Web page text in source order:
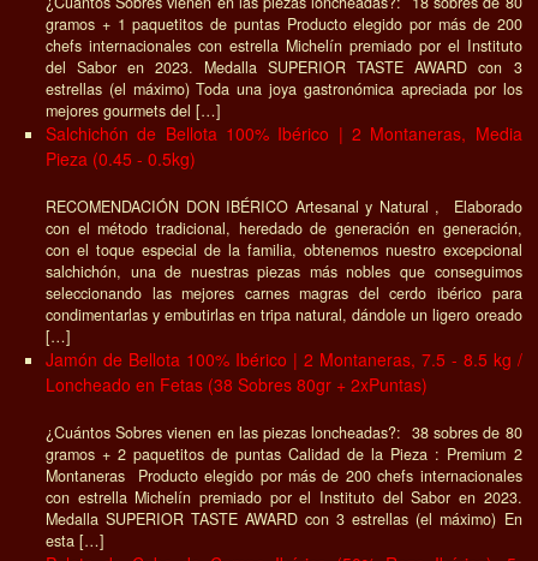
gramos + 1 paquetitos de puntas Producto elegido por más de 200
chefs internacionales con estrella Michelín premiado por el Instituto
del Sabor en 2023. Medalla SUPERIOR TASTE AWARD con 3
estrellas (el máximo) Toda una joya gastronómica apreciada por los
mejores gourmets del […]
Salchichón de Bellota 100% Ibérico | 2 Montaneras, Media
Pieza (0.45 - 0.5kg)
RECOMENDACIÓN DON IBÉRICO Artesanal y Natural , Elaborado
con el método tradicional, heredado de generación en generación,
con el toque especial de la familia, obtenemos nuestro excepcional
salchichón, una de nuestras piezas más nobles que conseguimos
seleccionando las mejores carnes magras del cerdo ibérico para
condimentarlas y embutirlas en tripa natural, dándole un ligero oreado
[…]
Jamón de Bellota 100% Ibérico | 2 Montaneras, 7.5 - 8.5 kg /
Loncheado en Fetas (38 Sobres 80gr + 2xPuntas)
¿Cuántos Sobres vienen en las piezas loncheadas?: 38 sobres de 80
gramos + 2 paquetitos de puntas Calidad de la Pieza : Premium 2
Montaneras Producto elegido por más de 200 chefs internacionales
con estrella Michelín premiado por el Instituto del Sabor en 2023.
Medalla SUPERIOR TASTE AWARD con 3 estrellas (el máximo) En
esta […]